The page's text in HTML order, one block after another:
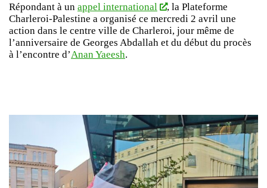
Répondant à un appel international
, la Plateforme
Charleroi-Palestine a organisé ce mercredi 2 avril une
action dans le centre ville de Charleroi, jour même de
l’anniversaire de Georges Abdallah et du début du procès
à l’encontre d’Anan Yaeesh.